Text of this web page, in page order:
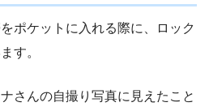
ポケットに入れる際に、ロック
す。
さんの自撮り写真に見えたこと